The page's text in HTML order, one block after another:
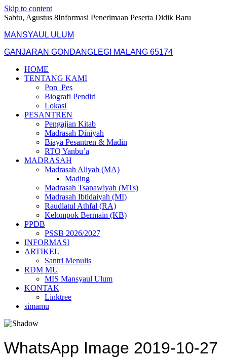
Skip to content
Sabtu, Agustus 8Informasi Penerimaan Peserta Didik Baru
MANSYAUL ULUM
GANJARAN GONDANGLEGI MALANG 65174
HOME
TENTANG KAMI
Pon_Pes
Biografi Pendiri
Lokasi
PESANTREN
Pengajian Kitab
Madrasah Diniyah
Biaya Pesantren & Madin
RTQ Yanbu’a
MADRASAH
Madrasah Aliyah (MA)
Mading
Madrasah Tsanawiyah (MTs)
Madrasah Ibtidaiyah (MI)
Raudlatul Athfal (RA)
Kelompok Bermain (KB)
PPDB
PSSB 2026/2027
INFORMASI
ARTIKEL
Santri Menulis
RDM MU
MIS Mansyaul Ulum
KONTAK
Linktree
simamu
WhatsApp Image 2019-10-27